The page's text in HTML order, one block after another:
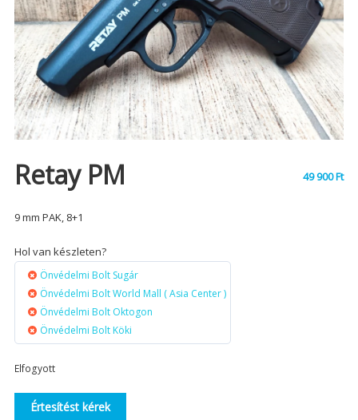
Retay PM 49 900Ft
9 mm PAK, 8+1
Hol van készleten?
Önvédelmi Bolt Sugár
Önvédelmi Bolt World Mall ( Asia Center )
Önvédelmi Bolt Oktogon
Önvédelmi Bolt Köki
Elfogyott
Értesítést kérek